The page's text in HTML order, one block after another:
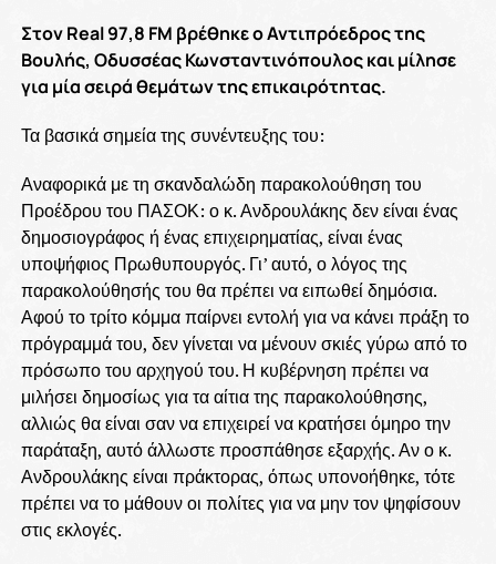
Στον Real 97,8 FM βρέθηκε ο Αντιπρόεδρος της
Βουλής, Οδυσσέας Κωνσταντινόπουλος και μίλησε
για μία σειρά θεμάτων της επικαιρότητας.
Τα βασικά σημεία της συνέντευξης του:
Αναφορικά με τη σκανδαλώδη παρακολούθηση του
Προέδρου του ΠΑΣΟΚ: ο κ. Ανδρουλάκης δεν είναι ένας
δημοσιογράφος ή ένας επιχειρηματίας, είναι ένας
υποψήφιος Πρωθυπουργός. Γι’ αυτό, ο λόγος της
παρακολούθησής του θα πρέπει να ειπωθεί δημόσια.
Αφού το τρίτο κόμμα παίρνει εντολή για να κάνει πράξη το
πρόγραμμά του, δεν γίνεται να μένουν σκιές γύρω από το
πρόσωπο του αρχηγού του. Η κυβέρνηση πρέπει να
μιλήσει δημοσίως για τα αίτια της παρακολούθησης,
αλλιώς θα είναι σαν να επιχειρεί να κρατήσει όμηρο την
παράταξη, αυτό άλλωστε προσπάθησε εξαρχής. Αν ο κ.
Ανδρουλάκης είναι πράκτορας, όπως υπονοήθηκε, τότε
πρέπει να το μάθουν οι πολίτες για να μην τον ψηφίσουν
στις εκλογές.